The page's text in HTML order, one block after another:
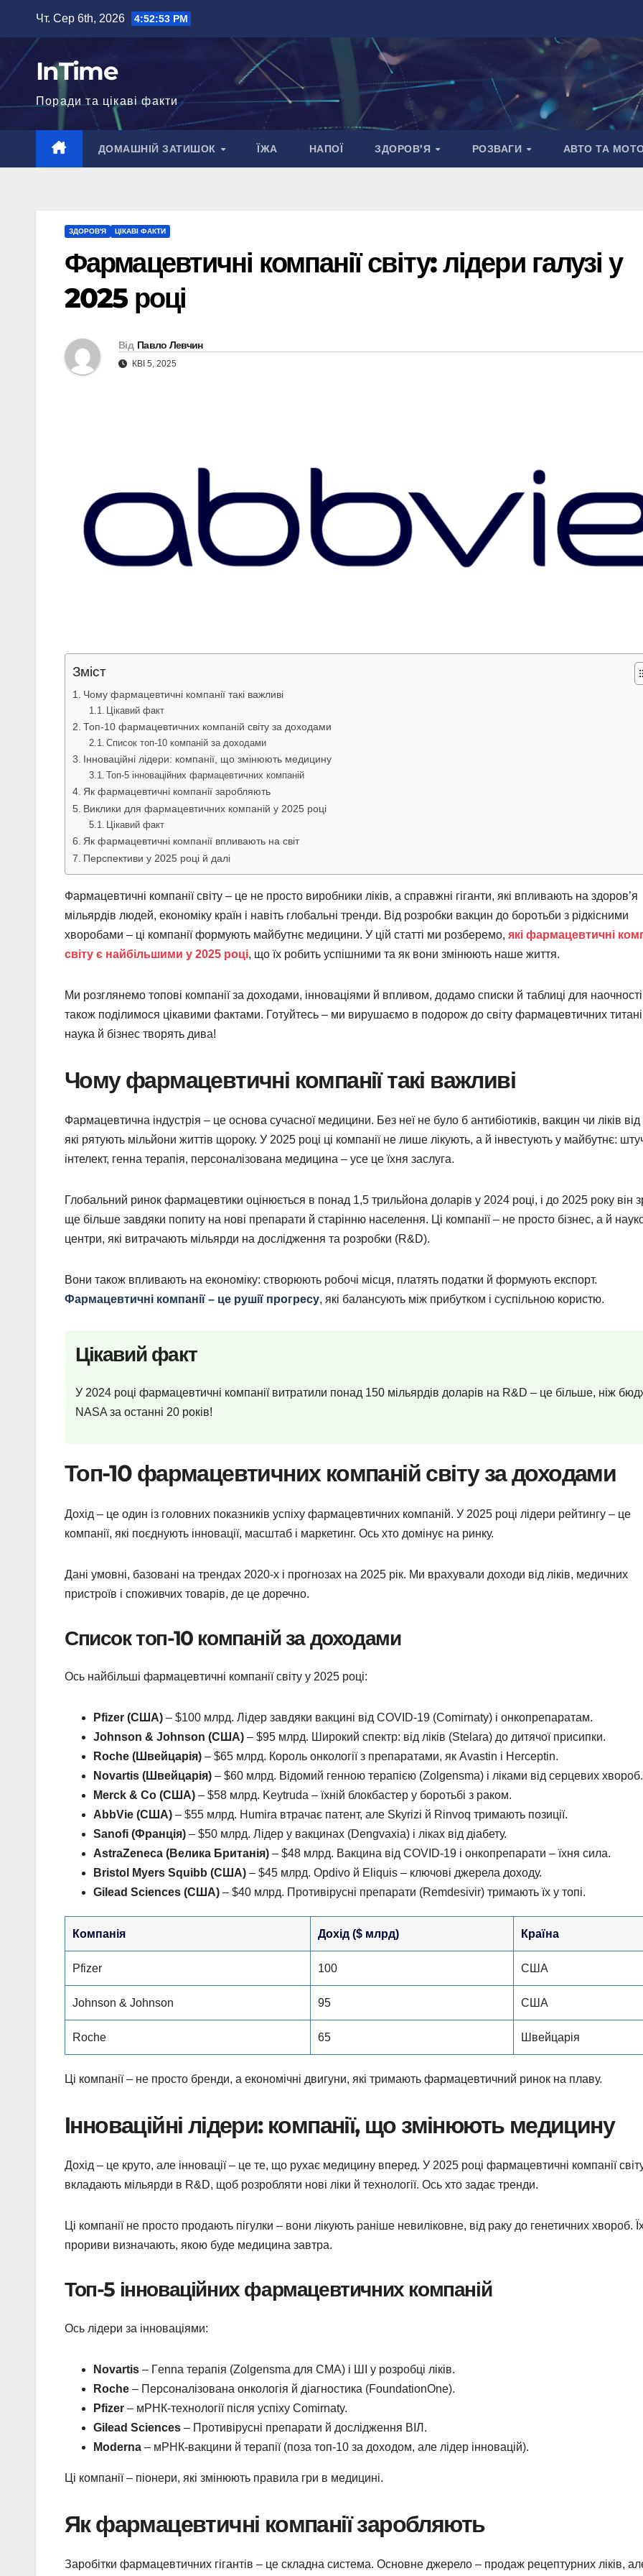
вмісту
Чт. Сер 6th, 2026 4:52:54 PM
InTime
Поради та цікаві факти
ДОМАШНІЙ ЗАТИШОК ЇЖА НАПОЇ ЗДОРОВ’Я РОЗВАГИ АВТО ТА
ЗДОРОВ'Я ЦІКАВІ ФАКТИ
Фармацевтичні компанії світу: лідери галузі у
2025 році
Від Павло Левчин
КВІ 5, 2025
Зміст
Чому фармацевтичні компанії такі важливі
Цікавий факт
Топ-10 фармацевтичних компаній світу за доходами
Список топ-10 компаній за доходами
Інноваційні лідери: компанії, що змінюють медицину
Топ-5 інноваційних фармацевтичних компаній
Як фармацевтичні компанії заробляють
Виклики для фармацевтичних компаній у 2025 році
Цікавий факт
Як фармацевтичні компанії впливають на світ
Перспективи у 2025 році й далі
Фармацевтичні компанії світу – це не просто виробники ліків, а справжні гіганти, які впливають на здоров’я
мільярдів людей, економіку країн і навіть глобальні тренди. Від розробки вакцин до боротьби з рідкісними
хворобами – ці компанії формують майбутнє медицини. У цій статті ми розберемо, які фармацевтичні
світу є найбільшими у 2025 році, що їх робить успішними та як вони змінюють наше життя.
Ми розглянемо топові компанії за доходами, інноваціями й впливом, додамо списки й таблиці для
також поділимося цікавими фактами. Готуйтесь – ми вирушаємо в подорож до світу фармацевтичних
наука й бізнес творять дива!
Чому фармацевтичні компанії такі важливі
Фармацевтична індустрія – це основа сучасної медицини. Без неї не було б антибіотиків, вакцин чи ліків від
які рятують мільйони життів щороку. У 2025 році ці компанії не лише лікують, а й інвестують у майбутнє:
інтелект, генна терапія, персоналізована медицина – усе це їхня заслуга.
Глобальний ринок фармацевтики оцінюється в понад 1,5 трильйона доларів у 2024 році, і до 2025 року він
ще більше завдяки попиту на нові препарати й старінню населення. Ці компанії – не просто бізнес, а й
центри, які витрачають мільярди на дослідження та розробки (R&D).
Вони також впливають на економіку: створюють робочі місця, платять податки й формують експорт.
Фармацевтичні компанії – це рушії прогресу, які балансують між прибутком і суспільною користю.
Цікавий факт
У 2024 році фармацевтичні компанії витратили понад 150 мільярдів доларів на R&D – це більше, ніж
NASA за останні 20 років!
Топ-10 фармацевтичних компаній світу за доходами
Дохід – це один із головних показників успіху фармацевтичних компаній. У 2025 році лідери рейтингу – це
компанії, які поєднують інновації, масштаб і маркетинг. Ось хто домінує на ринку.
Дані умовні, базовані на трендах 2020-х і прогнозах на 2025 рік. Ми врахували доходи від ліків, медичних
пристроїв і споживчих товарів, де це доречно.
Список топ-10 компаній за доходами
Ось найбільші фармацевтичні компанії світу у 2025 році:
Pfizer (США) – $100 млрд. Лідер завдяки вакцині від COVID-19 (Comirnaty) і онкопрепаратам.
Johnson & Johnson (США) – $95 млрд. Широкий спектр: від ліків (Stelara) до дитячої присипки.
Roche (Швейцарія) – $65 млрд. Король онкології з препаратами, як Avastin і Herceptin.
Novartis (Швейцарія) – $60 млрд. Відомий генною терапією (Zolgensma) і ліками від серцевих хвороб.
Merck & Co (США) – $58 млрд. Keytruda – їхній блокбастер у боротьбі з раком.
AbbVie (США) – $55 млрд. Humira втрачає патент, але Skyrizi й Rinvoq тримають позиції.
Sanofi (Франція) – $50 млрд. Лідер у вакцинах (Dengvaxia) і ліках від діабету.
AstraZeneca (Велика Британія) – $48 млрд. Вакцина від COVID-19 і онкопрепарати – їхня сила.
Bristol Myers Squibb (США) – $45 млрд. Opdivo й Eliquis – ключові джерела доходу.
Gilead Sciences (США) – $40 млрд. Противірусні препарати (Remdesivir) тримають їх у топі.
Компанія Дохід ($ млрд) Країна
Pfizer 100 США
Johnson & Johnson 95 США
Roche 65 Швейцарія
Ці компанії – не просто бренди, а економічні двигуни, які тримають фармацевтичний ринок на плаву.
Інноваційні лідери: компанії, що змінюють медицину
Дохід – це круто, але інновації – це те, що рухає медицину вперед. У 2025 році фармацевтичні компанії
вкладають мільярди в R&D, щоб розробляти нові ліки й технології. Ось хто задає тренди.
Ці компанії не просто продають пігулки – вони лікують раніше невиліковне, від раку до генетичних хвороб.
прориви визначають, якою буде медицина завтра.
Топ-5 інноваційних фармацевтичних компаній
Ось лідери за інноваціями:
Novartis – Гenna терапія (Zolgensma для СМА) і ШІ у розробці ліків.
Roche – Персоналізована онкологія й діагностика (FoundationOne).
Pfizer – мРНК-технології після успіху Comirnaty.
Gilead Sciences – Противірусні препарати й дослідження ВІЛ.
Moderna – мРНК-вакцини й терапії (поза топ-10 за доходом, але лідер інновацій).
Ці компанії – піонери, які змінюють правила гри в медицині.
Як фармацевтичні компанії заробляють
Заробітки фармацевтичних гігантів – це складна система. Основне джерело – продаж рецептурних ліків,